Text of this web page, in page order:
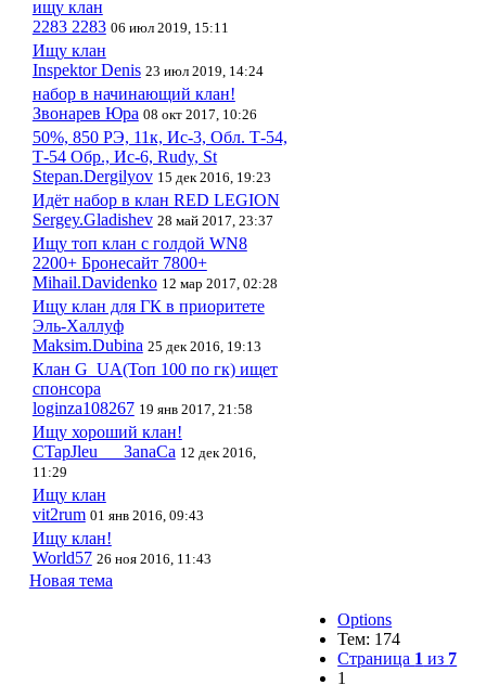
ищу клан
2283 2283 06 июл 2019, 15:11
Ищу клан
Inspektor Denis 23 июл 2019, 14:24
набор в начинающий клан!
Звонарев Юра 08 окт 2017, 10:26
50%, 850 РЭ, 11к, Ис-3, Обл. Т-54,
Т-54 Обр., Ис-6, Rudy, St
Stepan.Dergilyov 15 дек 2016, 19:23
Идёт набор в клан RED LEGION
Sergey.Gladishev 28 май 2017, 23:37
Ищу топ клан с голдой WN8
2200+ Бронесайт 7800+
Mihail.Davidenko 12 мар 2017, 02:28
Ищу клан для ГК в приоритете
Эль-Халлуф
Maksim.Dubina 25 дек 2016, 19:13
Клан G_UA(Топ 100 по гк) ищет
спонсора
loginza108267 19 янв 2017, 21:58
Ищу хороший клан!
CTapJleu___3anaCa 12 дек 2016,
11:29
Ищу клан
vit2rum 01 янв 2016, 09:43
Ищу клан!
World57 26 ноя 2016, 11:43
Новая тема
Options
Тем: 174
Страница 1 из 7
1